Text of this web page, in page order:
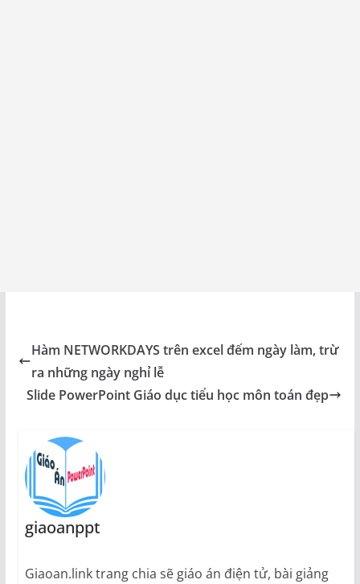
Hàm NETWORKDAYS trên excel đếm ngày làm, trừ
ra những ngày nghỉ lễ
Slide PowerPoint Giáo dục tiểu học môn toán đẹp
giaoanppt
Giaoan.link trang chia sẽ giáo án điện tử, bài giảng